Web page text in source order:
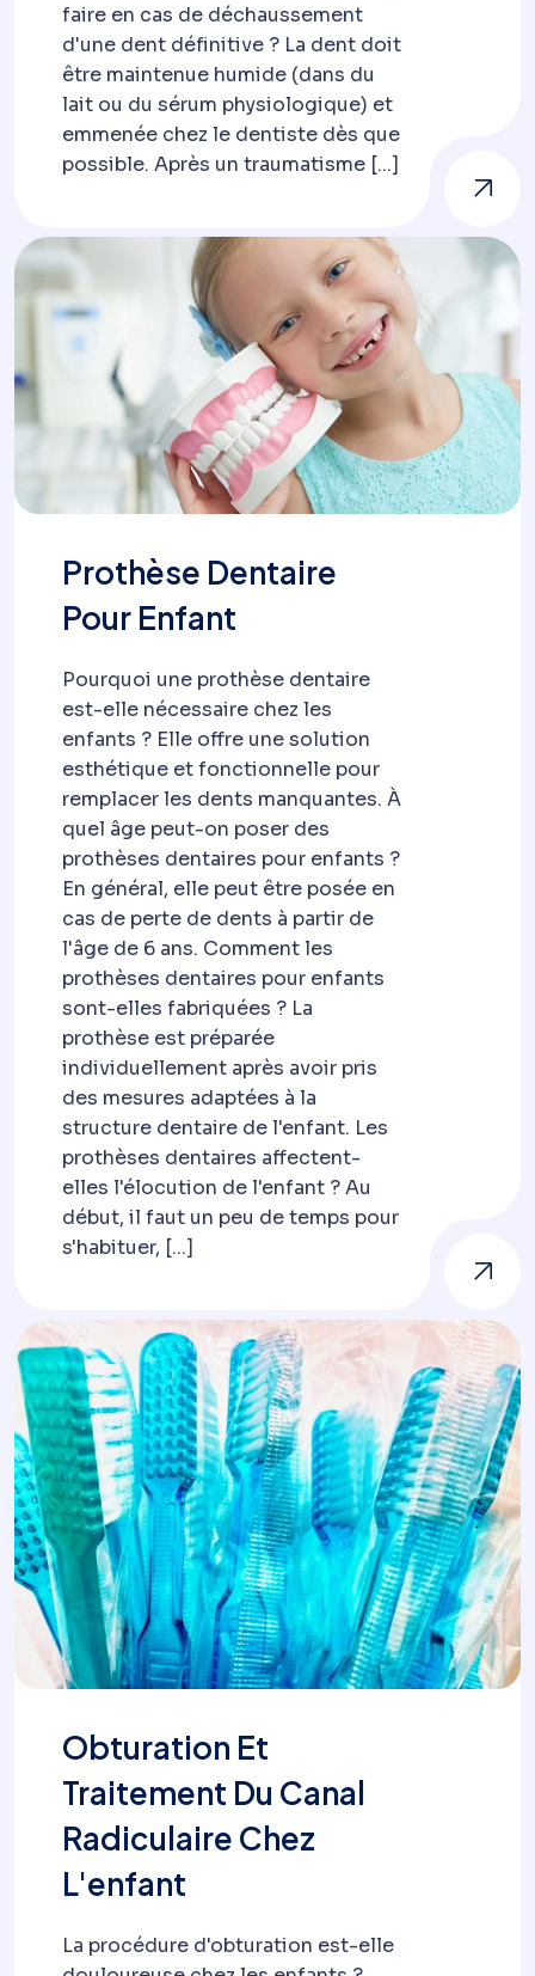
faire en cas de déchaussement
d'une dent définitive ? La dent doit
être maintenue humide (dans du
lait ou du sérum physiologique) et
emmenée chez le dentiste dès que
possible. Après un traumatisme [...]
Prothèse Dentaire
Pour Enfant
Pourquoi une prothèse dentaire
est-elle nécessaire chez les
enfants ? Elle offre une solution
esthétique et fonctionnelle pour
remplacer les dents manquantes. À
quel âge peut-on poser des
prothèses dentaires pour enfants ?
En général, elle peut être posée en
cas de perte de dents à partir de
l'âge de 6 ans. Comment les
prothèses dentaires pour enfants
sont-elles fabriquées ? La
prothèse est préparée
individuellement après avoir pris
des mesures adaptées à la
structure dentaire de l'enfant. Les
prothèses dentaires affectent-
elles l'élocution de l'enfant ? Au
début, il faut un peu de temps pour
s'habituer, [...]
Obturation Et
Traitement Du Canal
Radiculaire Chez
L'enfant
La procédure d'obturation est-elle